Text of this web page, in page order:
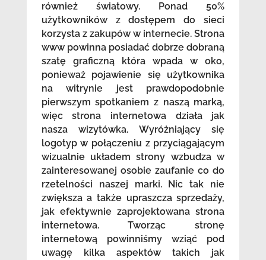
również światowy. Ponad 50%
użytkowników z dostępem do sieci
korzysta z zakupów w internecie. Strona
www powinna posiadać dobrze dobraną
szatę graficzną która wpada w oko,
ponieważ pojawienie się użytkownika
na witrynie jest prawdopodobnie
pierwszym spotkaniem z naszą marką,
więc strona internetowa działa jak
nasza wizytówka. Wyróżniający się
logotyp w połączeniu z przyciągającym
wizualnie układem strony wzbudza w
zainteresowanej osobie zaufanie co do
rzetelności naszej marki. Nic tak nie
zwiększa a także upraszcza sprzedaży,
jak efektywnie zaprojektowana strona
internetowa. Tworząc stronę
internetową powinniśmy wziąć pod
uwagę kilka aspektów takich jak